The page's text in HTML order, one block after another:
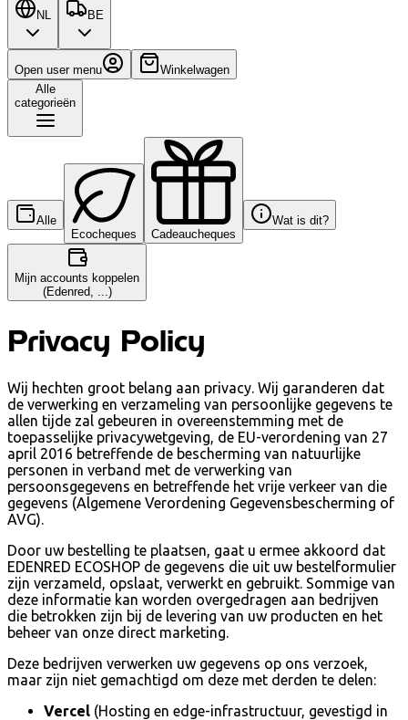
NL BE
Open user menu
Winkelwagen
Alle
categorieën
Alle
Ecocheques
Cadeaucheques
Wat is dit?
Mijn accounts koppelen
(Edenred, ...)
Privacy Policy
Wij hechten groot belang aan privacy. Wij garanderen dat
de verwerking en verzameling van persoonlijke gegevens te
allen tijde zal gebeuren in overeenstemming met de
toepasselijke privacywetgeving, de EU-verordening van 27
april 2016 betreffende de bescherming van natuurlijke
personen in verband met de verwerking van
persoonsgegevens en betreffende het vrije verkeer van die
gegevens (Algemene Verordening Gegevensbescherming of
AVG).
Door uw bestelling te plaatsen, gaat u ermee akkoord dat
EDENRED ECOSHOP de gegevens die uit uw bestelformulier
zijn verzameld, opslaat, verwerkt en gebruikt. Sommige van
deze informatie kan worden overgedragen aan bedrijven
die betrokken zijn bij de levering van uw producten en het
beheer van onze direct marketing.
Deze bedrijven verwerken uw gegevens op ons verzoek,
maar zijn niet gemachtigd om deze met derden te delen:
Vercel (Hosting en edge-infrastructuur, gevestigd in